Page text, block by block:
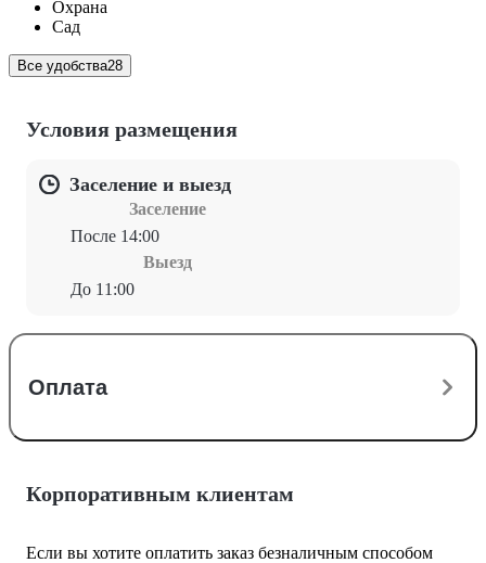
Охрана
Сад
Все удобства28
Условия размещения
Заселение и выезд
Заселение
После 14:00
Выезд
До 11:00
Оплата
Корпоративным клиентам
Если вы хотите оплатить заказ безналичным способом